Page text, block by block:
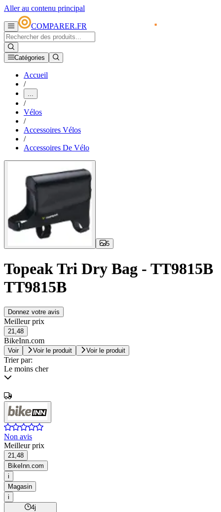
Aller au contenu principal
COMPARER.FR
Catégories
Accueil
/
...
/
Vélos
/
Accessoires Vélos
/
Accessoires De Vélo
5
Topeak Tri Dry Bag - TT9815B
TT9815B
Donnez votre avis
Meilleur prix
21,48
BikeInn.com
Voir Voir le produit Voir le produit
Trier par:
Le moins cher
Non avis
Meilleur prix
21,48
BikeInn.com
i
Magasin
i
4j